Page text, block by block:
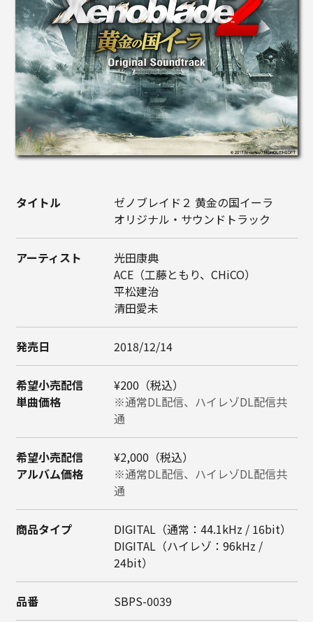
タイトル
ゼノブレイド２ 黄金の国イーラ
オリジナル・サウンドトラック
アーティスト
光田康典
ACE（工藤ともり、CHiCO）
平松建治
清田愛未
発売日 2018/12/14
希望小売配信
単曲価格
¥200（税込）
※通常DL配信、 ハイレゾDL配信共
通
希望小売配信
アルバム価格
¥2,000（税込）
※通常DL配信、 ハイレゾDL配信共
通
商品タイプ
DIGITAL（通常：44.1kHz / 16bit）
DIGITAL（ハイレゾ：96kHz /
24bit）
品番 SBPS-0039